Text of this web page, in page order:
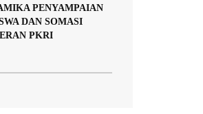
PENYAMPAIAN
DAN SOMASI
PKRI